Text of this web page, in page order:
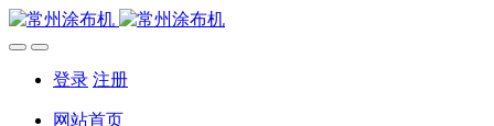
登录 注册
网站首页